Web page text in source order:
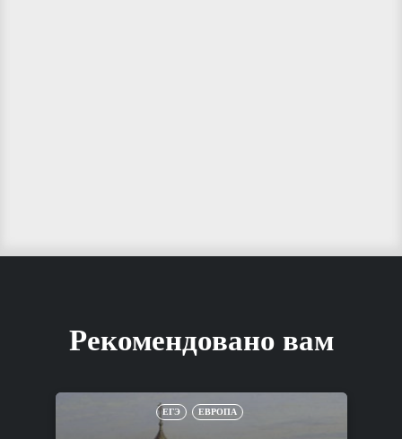
Рекомендовано вам
ЕГЭ ЕВРОПА